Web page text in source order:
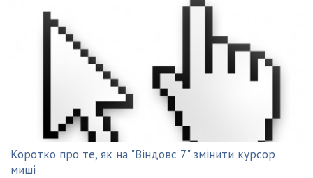
Коротко про те, як на "Віндовс 7" змінити курсор
миші